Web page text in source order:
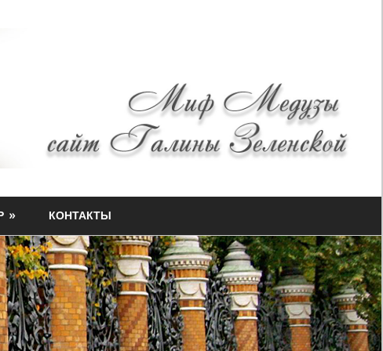
КОНТАКТЫ